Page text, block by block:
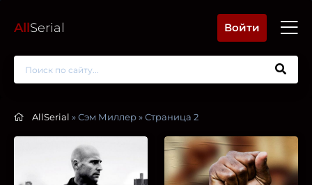
AllSerial Войти
AllSerial » Сэм Миллер » Страница 2